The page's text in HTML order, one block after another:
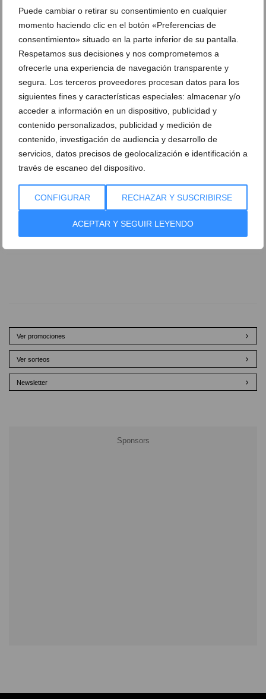
Puede cambiar o retirar su consentimiento en cualquier
momento haciendo clic en el botón «Preferencias de
consentimiento» situado en la parte inferior de su pantalla.
Respetamos sus decisiones y nos comprometemos a
ofrecerle una experiencia de navegación transparente y
segura. Los terceros proveedores procesan datos para los
siguientes fines y características especiales: almacenar y/o
acceder a información en un dispositivo, publicidad y
contenido personalizados, publicidad y medición de
contenido, investigación de audiencia y desarrollo de
servicios, datos precisos de geolocalización e identificación a
través de escaneo del dispositivo.
CONFIGURAR RECHAZAR Y SUSCRIBIRSE
ACEPTAR Y SEGUIR LEYENDO
DEJA UN COMENTARIO
Ver promociones
Ver sorteos
Newsletter